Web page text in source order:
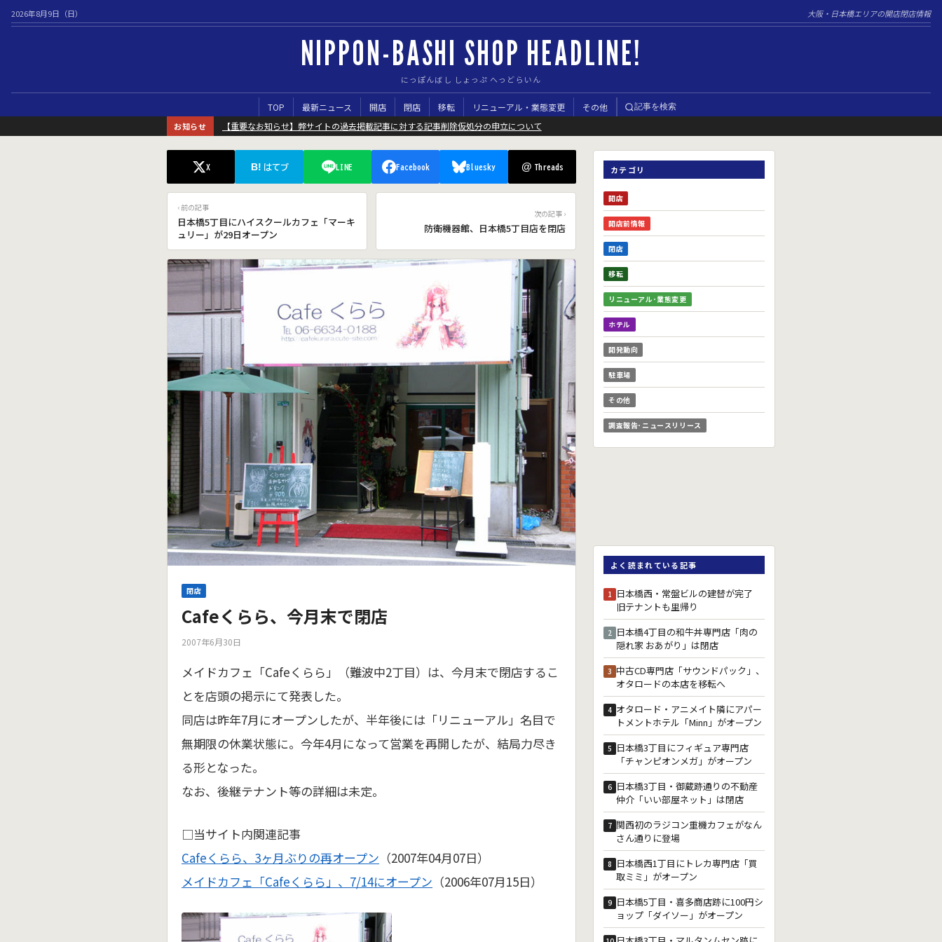
2026年8月9日（日） 大阪・日本橋エリアの開店閉店情報
NIPPON-BASHI SHOP HEADLINE!
にっぽんばし しょっぷ へっどらいん
TOP 最新ニュース 開店 閉店 移転 リニューアル・業態変更 その他 記事を検索
お知らせ 【重要なお知らせ】弊サイトの過去掲載記事に対する記事削除仮処分の申立について
X B! はてブ LINE Facebook Bluesky @ Threads
‹ 前の記事
日本橋5丁目にハイスクールカフェ「マーキ
ュリー」が29日オープン
次の記事 ›
防衛機器館、日本橋5丁目店を閉店
閉店
Cafeくらら、今月末で閉店
2007年6月30日
メイドカフェ「Cafeくらら」（難波中2丁目）は、今月末で閉店するこ
とを店頭の掲示にて発表した。
同店は昨年7月にオープンしたが、半年後には「リニューアル」名目で
無期限の休業状態に。今年4月になって営業を再開したが、結局力尽き
る形となった。
なお、後継テナント等の詳細は未定。
□当サイト内関連記事
Cafeくらら、3ヶ月ぶりの再オープン （2007年04月07日）
メイドカフェ「Cafeくらら」、7/14にオープン （2006年07月15日）
カテゴリ
開店
開店前情報
閉店
移転
リニューアル･業態変更
ホテル
開発動向
駐車場
その他
調査報告･ニュースリリース
よく読まれている記事
1 日本橋西・常盤ビルの建替が完了
旧テナントも里帰り
2 日本橋4丁目の和牛丼専門店「肉の
隠れ家 おあがり」は閉店
3 中古CD専門店「サウンドパック」、
オタロードの本店を移転へ
4 オタロード・アニメイト隣にアパー
トメントホテル「Minn」がオープン
5 日本橋3丁目にフィギュア専門店
「チャンピオンメガ」がオープン
6 日本橋3丁目・御蔵跡通りの不動産
仲介「いい部屋ネット」は閉店
7 関西初のラジコン重機カフェがなん
さん通りに登場
8 日本橋西1丁目にトレカ専門店「買
取ミミ」がオープン
9 日本橋5丁目・喜多商店跡に100円シ
ョップ「ダイソー」がオープン